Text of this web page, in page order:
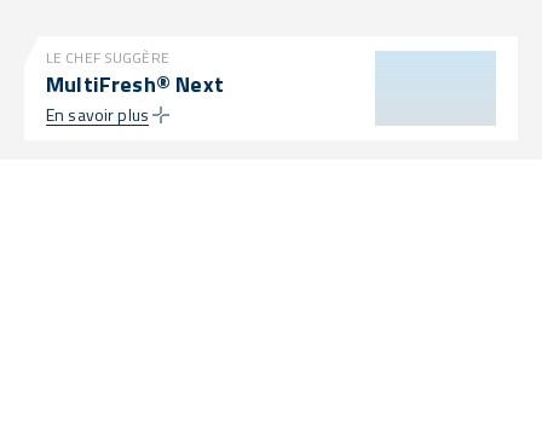
LE CHEF SUGGÈRE
MultiFresh® Next
En savoir plus